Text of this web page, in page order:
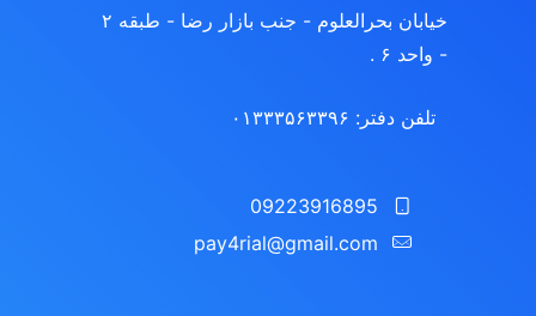
خیابان بحرالعلوم - جنب بازار رضا - طبقه ۲
- واحد ۶ .
تلفن دفتر: ۰۱۳۳۳۵۶۳۳۹۶
09223916895
pay4rial@gmail.com‬‏